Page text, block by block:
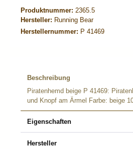
Produktnummer: 2365.5
Hersteller: Running Bear
Herstellernummer: P 41469
Beschreibung
Piratenhemd beige P 41469:
und Knopf am Ärmel Farbe: beige
Eigenschaften
Hersteller